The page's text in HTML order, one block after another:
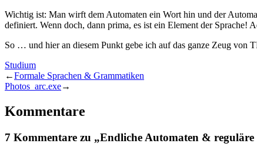
Wichtig ist: Man wirft dem Automaten ein Wort hin und der
definiert. Wenn doch, dann prima, es ist ein Element der Sprache!
So … und hier an diesem Punkt gebe ich auf das ganze Zeug
Studium
←Formale Sprachen & Grammatiken
Photos_arc.exe→
Kommentare
7 Kommentare zu „Endliche Automaten & reguläre